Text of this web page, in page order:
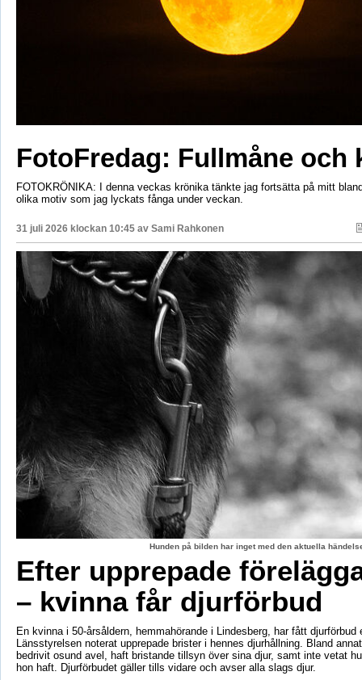
FotoFredag: Fullmåne och
FOTOKRÖNIKA: I denna veckas krönika tänkte jag fortsätta på mitt
olika motiv som jag lyckats fånga under veckan.
31 juli 2026 klockan 10:45 av Sami Rahkonen
Hunden på bilden har inget med den aktuella
Efter upprepade
– kvinna får djurförbud
En kvinna i 50-årsåldern, hemmahörande i Lindesberg, har fått djurförbud
Länsstyrelsen noterat upprepade brister i hennes djurhållning. Bland
bedrivit osund avel, haft bristande tillsyn över sina djur, samt inte vetat
hon haft. Djurförbudet gäller tills vidare och avser alla slags djur.